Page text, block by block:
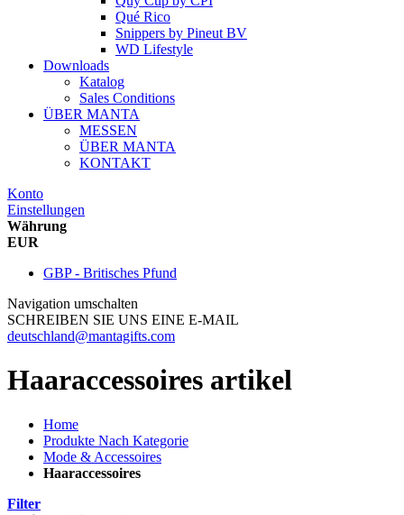
Qué Rico
Snippers by Pineut BV
WD Lifestyle
Downloads
Katalog
Sales Conditions
ÜBER MANTA
MESSEN
ÜBER MANTA
KONTAKT
Konto
Einstellungen
Währung
EUR
GBP - Britisches Pfund
Navigation umschalten
SCHREIBEN SIE UNS EINE E-MAIL
deutschland@mantagifts.com
Haaraccessoires artikel
Home
Produkte Nach Kategorie
Mode & Accessoires
Haaraccessoires
Filter